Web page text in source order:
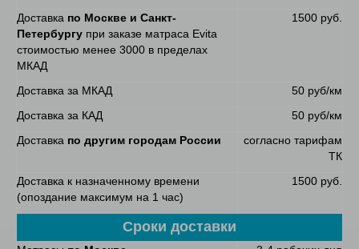
Доставка по Москве и Санкт-
Петербургу при заказе матраса Evita
стоимостью менее 3000 в пределах
МКАД
1500 руб.
Доставка за МКАД
50 руб/км
Доставка за КАД
50 руб/км
Доставка по другим городам России
согласно тарифам
ТК
Доставка к назначенному времени
(опоздание максимум на 1 час)
1500 руб.
Сроки доставки